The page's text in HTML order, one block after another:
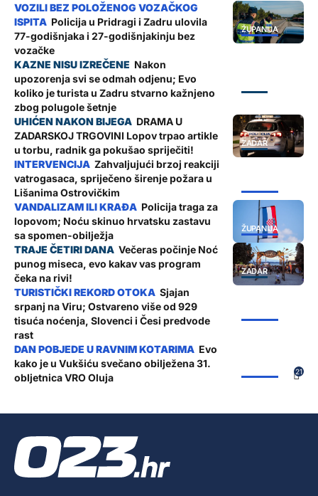
ŽUPANIJA
Policija u Pridragi i Zadru ulovila
77-godišnjaka i 27-godišnjakinju bez
vozačke
Nakon
upozorenja svi se odmah odjenu; Evo
koliko je turista u Zadru stvarno kažnjeno
zbog polugole šetnje
ZADAR
DRAMA U
ZADARSKOJ TRGOVINI Lopov trpao artikle
u torbu, radnik ga pokušao spriječiti!
Zahvaljujući brzoj reakciji
vatrogasaca, spriječeno širenje požara u
Lišanima Ostrovičkim
ŽUPANIJA
Policija traga za
lopovom; Noću skinuo hrvatsku zastavu
sa spomen-obilježja
ZADAR
Večeras počinje Noć
punog miseca, evo kakav vas program
čeka na rivi!
Sjajan
srpanj na Viru; Ostvareno više od 929
tisuća noćenja, Slovenci i Česi predvode
rast
21
Evo
kako je u Vukšiću svečano obilježena 31.
obljetnica VRO Oluja